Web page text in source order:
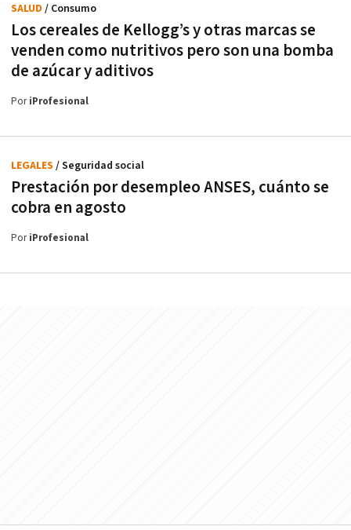
Los cereales de Kellogg’s y otras marcas se
venden como nutritivos pero son una bomba
de azúcar y aditivos
SALUD / Consumo
PoriProfesional
Prestación por desempleo ANSES, cuánto se
cobra en agosto
LEGALES / Seguridad social
PoriProfesional